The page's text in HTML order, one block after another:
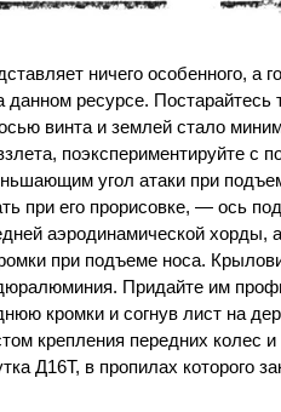
ничего особенного, а
данном ресурсе. Постарайтесь
винта и землей стало
поэкспериментируйте с
угол атаки при
при его прорисовке, — ось
аэродинамической хорды,
при подъеме носа.
дюралюминия. Придайте им
кромки и согнув лист на
крепления передних колес
Д16Т, в пропилах которого